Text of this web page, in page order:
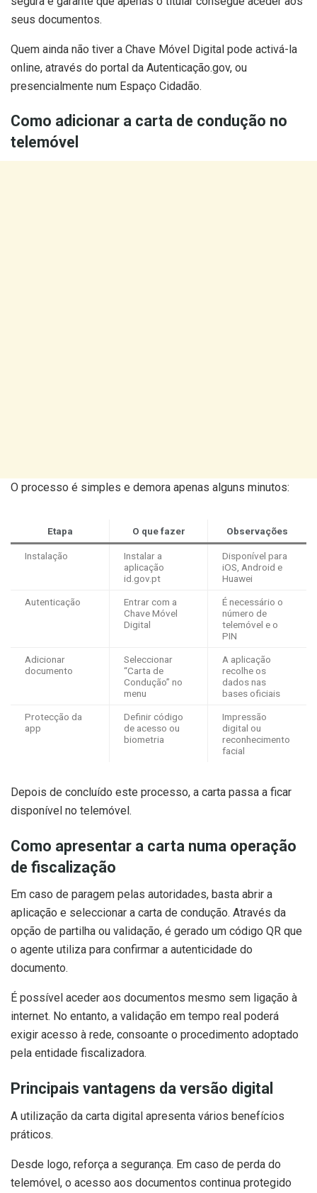
seus documentos.
Quem ainda não tiver a Chave Móvel Digital pode activá-la
online, através do portal da Autenticação.gov, ou
presencialmente num Espaço Cidadão.
Como adicionar a carta de condução no
telemóvel
O processo é simples e demora apenas alguns minutos:
Etapa O que fazer Observações
Instalação
Instalar a
aplicação
id.gov.pt
Disponível para
iOS, Android e
Huawei
Autenticação
Entrar com a
Chave Móvel
Digital
É necessário o
número de
telemóvel e o
PIN
Adicionar
documento
Seleccionar
“Carta de
Condução” no
menu
A aplicação
recolhe os
dados nas
bases oficiais
Protecção da
app
Definir código
de acesso ou
biometria
Impressão
digital ou
reconhecimento
facial
Depois de concluído este processo, a carta passa a ficar
disponível no telemóvel.
Como apresentar a carta numa operação
de fiscalização
Em caso de paragem pelas autoridades, basta abrir a
aplicação e seleccionar a carta de condução. Através da
opção de partilha ou validação, é gerado um código QR que
o agente utiliza para confirmar a autenticidade do
documento.
É possível aceder aos documentos mesmo sem ligação à
internet. No entanto, a validação em tempo real poderá
exigir acesso à rede, consoante o procedimento adoptado
pela entidade fiscalizadora.
Principais vantagens da versão digital
A utilização da carta digital apresenta vários benefícios
práticos.
Desde logo, reforça a segurança. Em caso de perda do
telemóvel, o acesso aos documentos continua protegido